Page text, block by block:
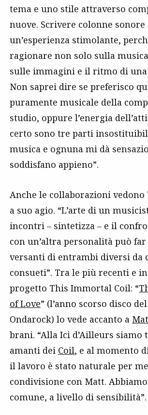
tema e uno stile attraverso
nuove. Scrivere colonne sonore
un’esperienza stimolante,
ragionare non solo sulla
sulle immagini e il ritmo di
Non saprei dire se preferisco
puramente musicale della
studio, oppure l’energia
certo sono tre parti
musica e ognuna mi dà
soddisfano appieno”.
Anche le collaborazioni vedono
a suo agio. “L’arte di un
incontri – sintetizza – e il
con un’altra personalità può
versanti di entrambi diversi da
consueti”. Tra le più recenti e
progetto This Immortal Coil: “
of Love” (l’anno scorso disco
Ondarock) lo vede accanto a
brani. “Alla Ici d’Ailleurs
amanti dei Coil, e al momento
il lavoro è stato naturale per
condivisione con Matt.
comune, a livello di sensibilità”.